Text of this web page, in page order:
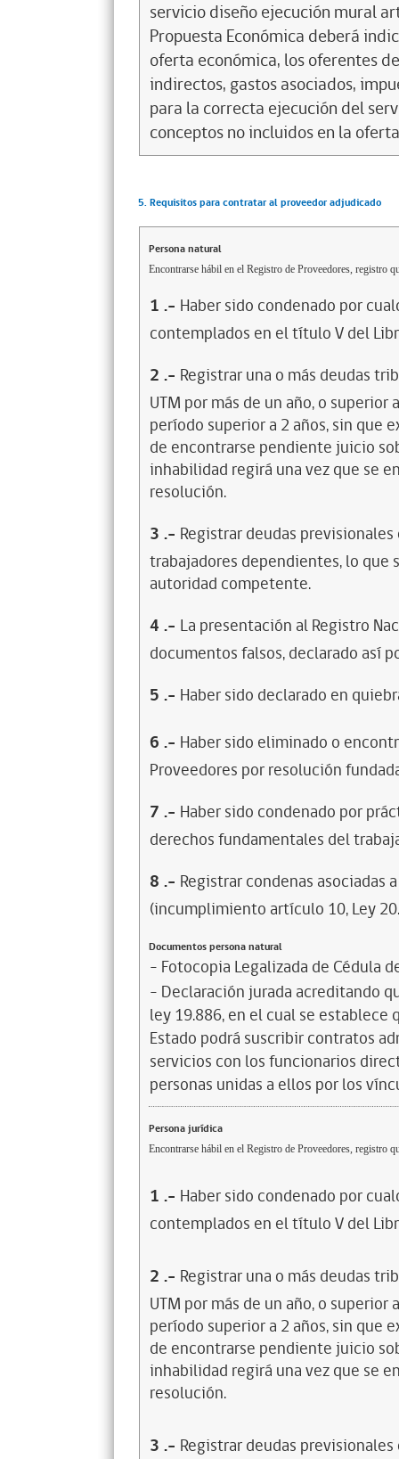
servicio diseño ejecución mural
Propuesta Económica deberá
oferta económica, los oferentes
indirectos, gastos asociados,
para la correcta ejecución del
conceptos no incluidos en la
5. Requisitos para contratar al proveedor adjudicado
Persona natural
Encontrarse hábil en el Registro de Proveedores, registro
1 .- Haber sido condenado por
contemplados en el título V del
2 .- Registrar una o más deudas
UTM por más de un año, o
período superior a 2 años, sin que
de encontrarse pendiente juicio
inhabilidad regirá una vez que se
resolución.
3 .- Registrar deudas
trabajadores dependientes, lo
autoridad competente.
4 .- La presentación al Registro
documentos falsos, declarado así
5 .- Haber sido declarado en
6 .- Haber sido eliminado o
Proveedores por resolución
7 .- Haber sido condenado por
derechos fundamentales del
8 .- Registrar condenas asociadas
(incumplimiento artículo 10, Ley
Documentos persona natural
- Fotocopia Legalizada de Cédula
- Declaración jurada acreditando
ley 19.886, en el cual se
Estado podrá suscribir contratos
servicios con los funcionarios
personas unidas a ellos por los
Persona jurídica
Encontrarse hábil en el Registro de Proveedores, registro
1 .- Haber sido condenado por
contemplados en el título V del
2 .- Registrar una o más deudas
UTM por más de un año, o
período superior a 2 años, sin que
de encontrarse pendiente juicio
inhabilidad regirá una vez que se
resolución.
3 .- Registrar deudas